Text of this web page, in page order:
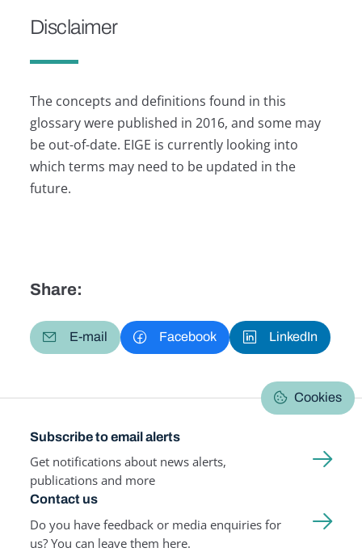
Disclaimer
The concepts and definitions found in this
glossary were published in 2016, and some may
be out-of-date. EIGE is currently looking into
which terms may need to be updated in the
future.
Share:
E-mail Facebook LinkedIn
Cookies
Subscribe to email alerts
Get notifications about news alerts,
publications and more
Contact us
Do you have feedback or media enquiries for
us? You can leave them here.